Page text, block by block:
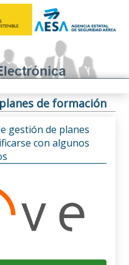
de formación
gestión de planes
con algunos